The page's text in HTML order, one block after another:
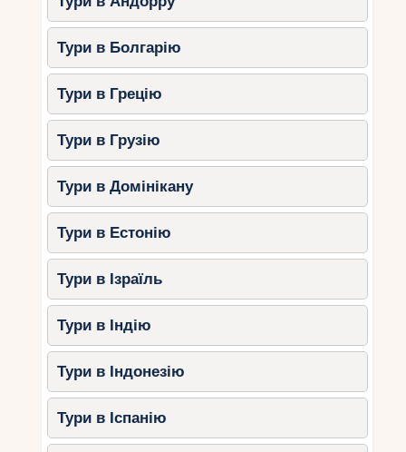
Тури в Болгарію
Тури в Грецію
Тури в Грузію
Тури в Домінікану
Тури в Естонію
Тури в Ізраїль
Тури в Індію
Тури в Індонезію
Тури в Іспанію